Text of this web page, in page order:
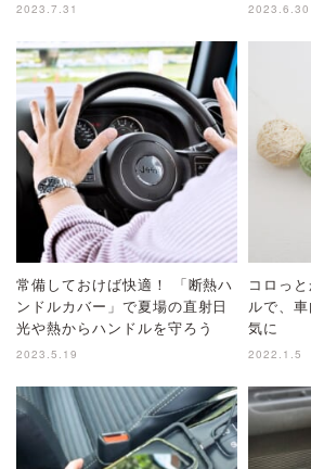
2023.7.31 2023.6.30
常備しておけば快適！ 「断熱ハ
ンドルカバー」で夏場の直射日
光や熱からハンドルを守ろう
2023.5.19
コロっ
ルで、
気に
2022.1.5